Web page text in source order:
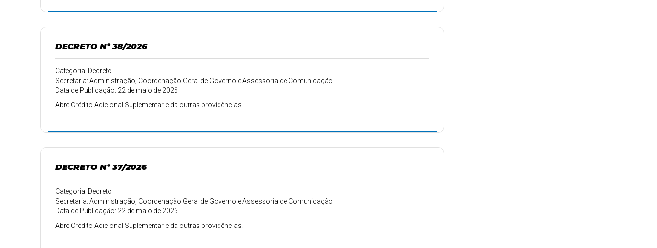
DECRETO Nº 38/2026
Categoria: Decreto
Secretaria: Administração, Coordenação Geral de Governo e Assessoria de Comunicação
Data de Publicação: 22 de maio de 2026
Abre Crédito Adicional Suplementar e da outras providências.
DECRETO Nº 37/2026
Categoria: Decreto
Secretaria: Administração, Coordenação Geral de Governo e Assessoria de Comunicação
Data de Publicação: 22 de maio de 2026
Abre Crédito Adicional Suplementar e da outras providências.